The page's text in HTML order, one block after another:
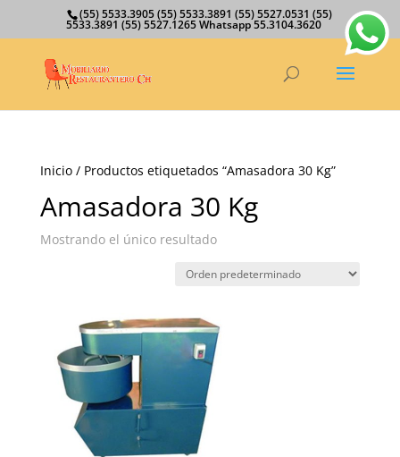
(55) 5533.3905 (55) 5533.3891 (55) 5527.0531 (55)
5533.3891 (55) 5527.1265 Whatsapp 55.3104.3620
Inicio/ Productos etiquetados “Amasadora 30 Kg”
Amasadora 30 Kg
Mostrando el único resultado